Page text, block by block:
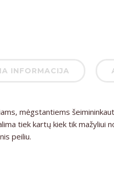
INFORMACIJA
mėgstantiems
tiek kartų kiek tik mažyliui
peiliu.